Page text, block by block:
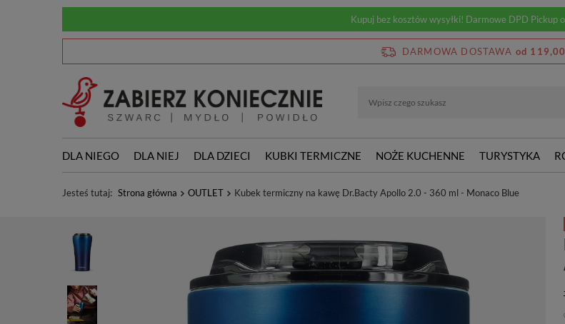
Kupuj bez kosztów wysyłki! Darmowe DPD Pickup
DARMOWA DOSTAWA od 119,00
DLA NIEGO DLA NIEJ DLA DZIECI KUBKI TERMICZNE NOŻE KUCHENNE TURYSTYKA
Jesteś tutaj: Strona główna OUTLET Kubek termiczny na kawę Dr.Bacty Apollo 2.0 - 360 ml - Monaco Blue